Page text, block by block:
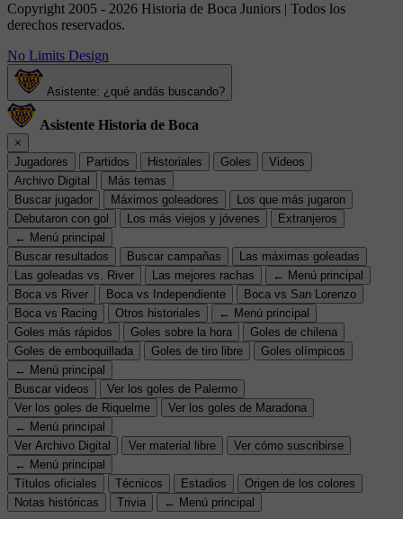
Copyright 2005 - 2026 Historia de Boca Juniors | Todos los
derechos reservados.
No Limits Design
Asistente: ¿qué andás buscando?
Asistente Historia de Boca
×
Jugadores
Partidos Historiales Goles
Videos
Archivo Digital
Más temas
Buscar jugador
Máximos goleadores
Los que más jugaron
Debutaron con gol
Los más viejos y jóvenes
Extranjeros
← Menú principal
Buscar resultados
Buscar campañas
Las máximas goleadas
Las goleadas vs. River
Las mejores rachas
← Menú principal
Boca vs River
Boca vs Independiente
Boca vs San Lorenzo
Boca vs Racing
Otros historiales
← Menú principal
Goles más rápidos
Goles sobre la hora
Goles de chilena
Goles de emboquillada
Goles de tiro libre
Goles olímpicos
← Menú principal
Buscar videos
Ver los goles de Palermo
Ver los goles de Riquelme
Ver los goles de Maradona
← Menú principal
Ver Archivo Digital
Ver material libre
Ver cómo suscribirse
← Menú principal
Títulos oficiales
Técnicos Estadios
Origen de los colores
Notas históricas
Trivia ← Menú principal